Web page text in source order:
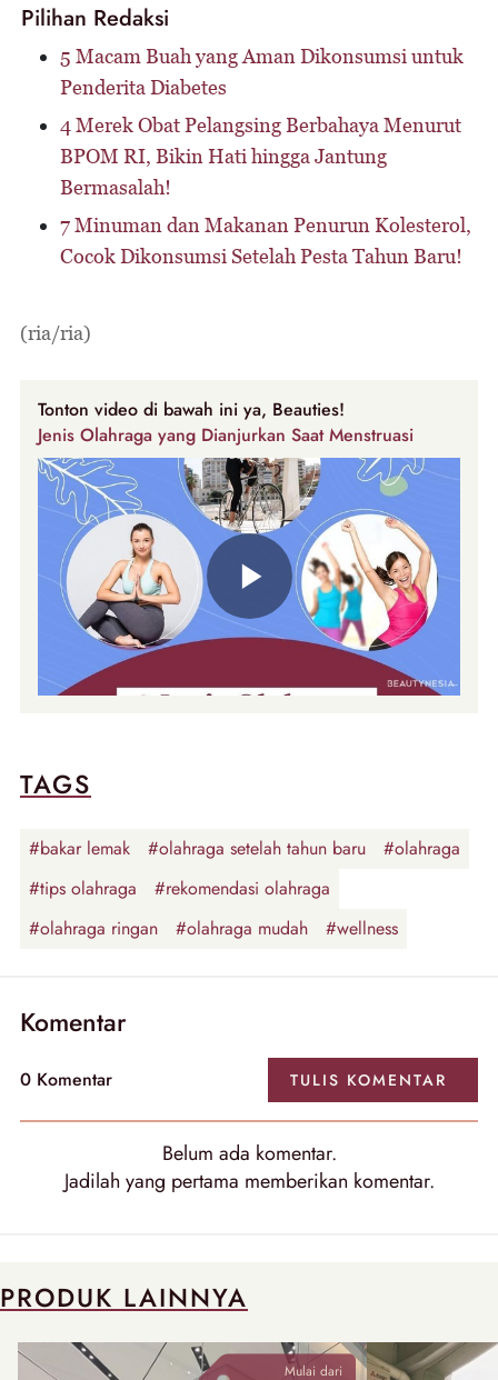
Pilihan Redaksi
5 Macam Buah yang Aman Dikonsumsi untuk
Penderita Diabetes
4 Merek Obat Pelangsing Berbahaya Menurut
BPOM RI, Bikin Hati hingga Jantung
Bermasalah!
7 Minuman dan Makanan Penurun Kolesterol,
Cocok Dikonsumsi Setelah Pesta Tahun Baru!
(ria/ria)
Tonton video di bawah ini ya, Beauties!
Jenis Olahraga yang Dianjurkan Saat Menstruasi
TAGS
#bakar lemak #olahraga setelah tahun baru
#olahraga
#tips olahraga
#rekomendasi olahraga
#olahraga ringan
#olahraga mudah #wellness
Komentar
0 Komentar TULIS KOMENTAR
Belum ada komentar.
Jadilah yang pertama memberikan komentar.
PRODUK LAINNYA
Mulai dari